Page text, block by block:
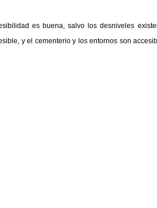
es buena, salvo los desniveles
y el cementerio y los entornos son